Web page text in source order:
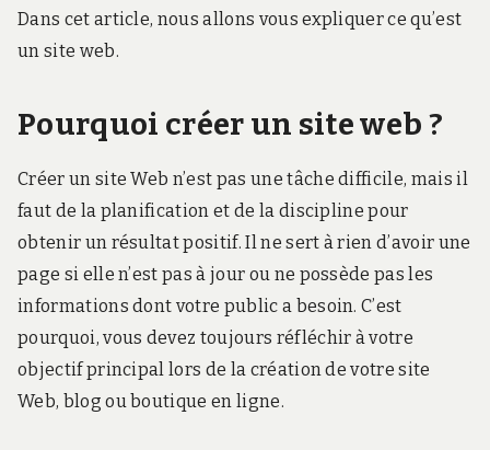
Dans cet article, nous allons vous expliquer ce qu’est
un site web.
Pourquoi créer un site web ?
Créer un site Web n’est pas une tâche difficile, mais il
faut de la planification et de la discipline pour
obtenir un résultat positif. Il ne sert à rien d’avoir une
page si elle n’est pas à jour ou ne possède pas les
informations dont votre public a besoin. C’est
pourquoi, vous devez toujours réfléchir à votre
objectif principal lors de la création de votre site
Web, blog ou boutique en ligne.